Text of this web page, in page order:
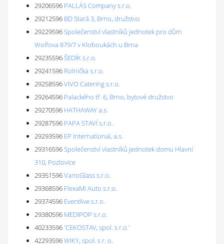
29206596 PALLÁS Company s.r.o.
29212596 BD Stará 3, Brno, družstvo
29229596Společenství vlastníků jednotek pro dům
Wolfova 879/7 v Kloboukách u Brna
29235596ŠEDÍK s.r.o.
29241596 Rolnička s.r.o.
29258596VIVO Catering s.r.o.
29264596 Palackého tř. 6, Brno, bytové družstvo
29270596 HATHAWAY a.s.
29287596 PAPA STAVÍ s.r.o.
29293596 EP International, a.s.
29316596Společenství vlastníků jednotek domu Hlavní
310, Pozlovice
29351596VarioGlass s.r.o.
29368596 FlexaMi Auto s.r.o.
29374596 Eventlive s.r.o.
29380596 MEDIPOP s.r.o.
40233596'CEKOSTAV, spol. s r.o.'
42293596WIKY, spol. s r. o.